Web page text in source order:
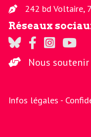
242 bd Voltaire,
Réseaux
Regards sur Twitter
Regards sur
Regards sur
La
Nous soutenir
Infos légales -